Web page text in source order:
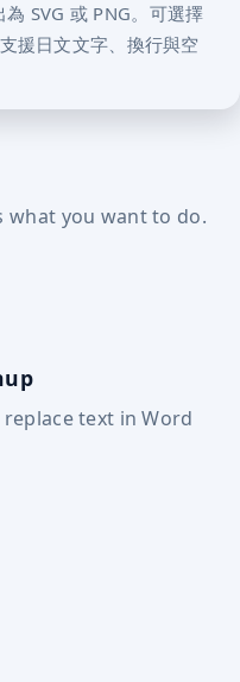
SVG 或 PNG。可選擇
援日文文字、換行與空
what you want to do.
text in Word